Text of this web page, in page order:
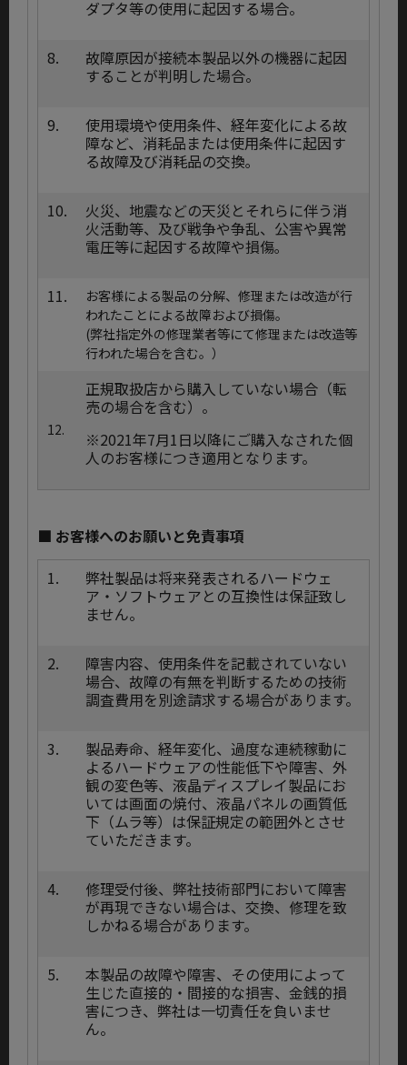
ダプタ等の使用に起因する場合。
8.
故障原因が接続本製品以外の機器に起因
することが判明した場合。
9.
使用環境や使用条件、経年変化による故
障など、消耗品または使用条件に起因す
る故障及び消耗品の交換｡
10.
火災、地震などの天災とそれらに伴う消
火活動等、及び戦争や争乱、公害や異常
電圧等に起因する故障や損傷｡
11.
お客様による製品の分解、修理または改造が行
われたことによる故障および損傷。
(弊社指定外の修理業者等にて修理または改造等
行われた場合を含む。）
12.
正規取扱店から購入していない場合（転
売の場合を含む）。
※2021年7月1日以降にご購入なされた個
人のお客様につき適用となります。
■ お客様へのお願いと免責事項
1.
弊社製品は将来発表されるハードウェ
ア・ソフトウェアとの互換性は保証致し
ません。
2.
障害内容、使用条件を記載されていない
場合、故障の有無を判断するための技術
調査費用を別途請求する場合があります。
3.
製品寿命、経年変化、過度な連続稼動に
よるハードウェアの性能低下や障害、外
観の変色等、液晶ディスプレイ製品にお
いては画面の焼付、液晶パネルの画質低
下（ムラ等）は保証規定の範囲外とさせ
ていただきます。
4.
修理受付後、弊社技術部門において障害
が再現できない場合は、交換、修理を致
しかねる場合があります。
5.
本製品の故障や障害、その使用によって
生じた直接的・間接的な損害、金銭的損
害につき、弊社は一切責任を負いませ
ん。